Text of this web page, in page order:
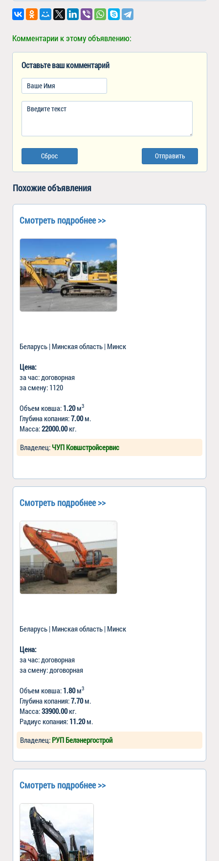
Комментарии к этому объявлению:
Оставьте ваш комментарий
Сброс Отправить
Похожие объявления
Смотреть подробнее >>
Беларусь | Минская область | Минск
Цена:
за час: договорная
за смену: 1120
Объем ковша: 1.20м3
Глубина копания:7.00м.
Масса:22000.00кг.
Владелец: ЧУП Ковшстройсервис
Смотреть подробнее >>
Беларусь | Минская область | Минск
Цена:
за час: договорная
за смену: договорная
Объем ковша: 1.80м3
Глубина копания:7.70м.
Масса:33900.00кг.
Радиус копания: 11.20м.
Владелец: РУП Белэнергострой
Смотреть подробнее >>